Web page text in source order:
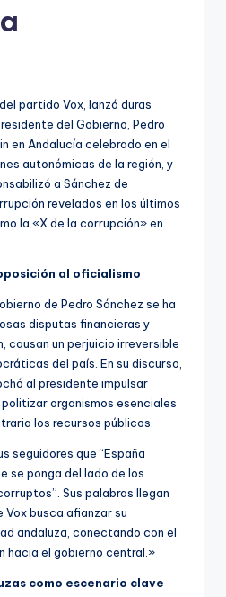
partido Vox, lanzó duras
del Gobierno, Pedro
en Andalucía celebrado en el
autonómicas de la región, y
a Sánchez de
revelados en los últimos
la «X de la corrupción» en
al oficialismo
de Pedro Sánchez se ha
disputas financieras y
causan un perjuicio irreversible
del país. En su discurso,
al presidente impulsar
organismos esenciales
los recursos públicos.
seguidores que “España
se ponga del lado de los
Sus palabras llegan
Vox busca afianzar su
andaluza, conectando con el
hacia el gobierno central.»
como escenario clave